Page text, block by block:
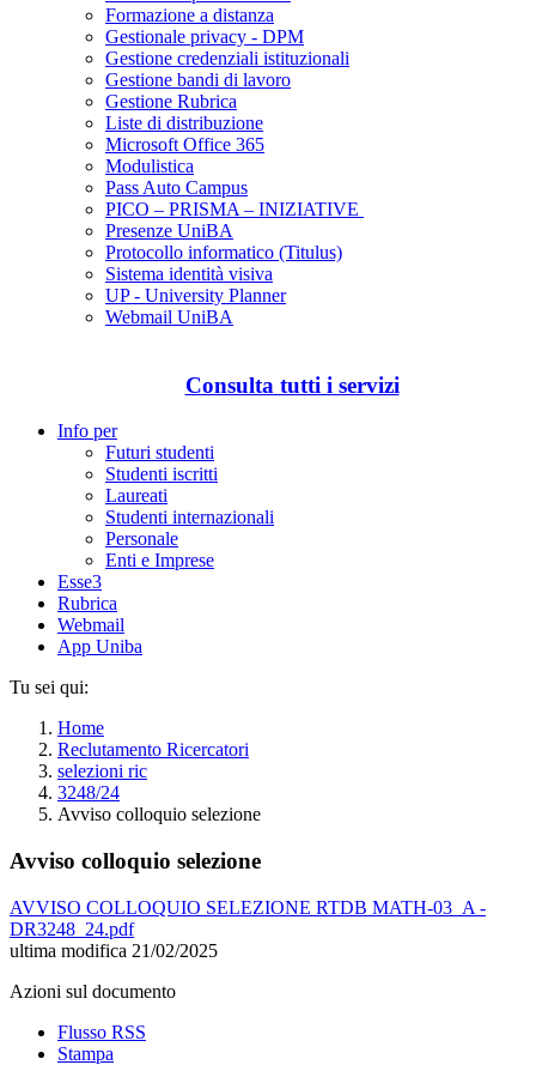
Formazione a distanza
Gestionale privacy - DPM
Gestione credenziali istituzionali
Gestione bandi di lavoro
Gestione Rubrica
Liste di distribuzione
Microsoft Office 365
Modulistica
Pass Auto Campus
PICO – PRISMA – INIZIATIVE
Presenze UniBA
Protocollo informatico (Titulus)
Sistema identità visiva
UP - University Planner
Webmail UniBA
Consulta tutti i servizi
Info per
Futuri studenti
Studenti iscritti
Laureati
Studenti internazionali
Personale
Enti e Imprese
Esse3
Rubrica
Webmail
App Uniba
Tu sei qui:
Home
Reclutamento Ricercatori
selezioni ric
3248/24
Avviso colloquio selezione
Avviso colloquio selezione
AVVISO COLLOQUIO SELEZIONE RTDB MATH-03_A -
DR3248_24.pdf
ultima modifica 21/02/2025
Azioni sul documento
Flusso RSS
Stampa